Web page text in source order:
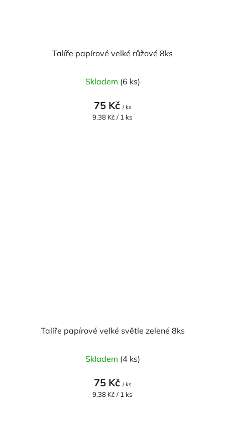
Talíře papírové velké růžové 8ks
Skladem (6 ks)
75 Kč / ks
Měrná
9,38 Kč / 1 ks
Talíře papírové velké světle zelené 8ks
Skladem (4 ks)
75 Kč / ks
Měrná
9,38 Kč / 1 ks